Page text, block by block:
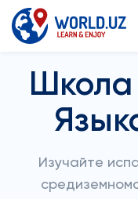
Школа
Изучайте